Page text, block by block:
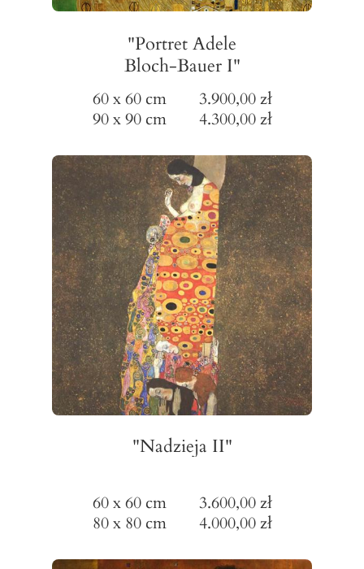
60 x 60 cm 3.600,00 zł
80 x 80 cm 4.000,00 zł
"Nadzieja II"
60 x 60 cm 3.900,00 zł
90 x 90 cm 4.300,00 zł
"Portret Adele
Bloch-Bauer I"